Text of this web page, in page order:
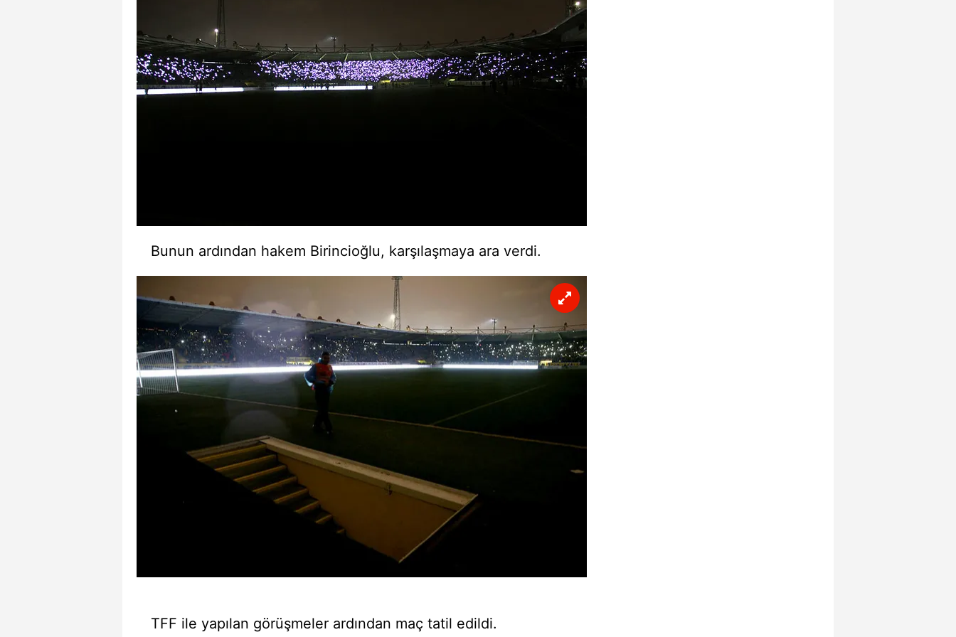
Bunun ardından hakem Birincioğlu, karşılaşmaya ara verdi.
TFF ile yapılan görüşmeler ardından maç tatil edildi.